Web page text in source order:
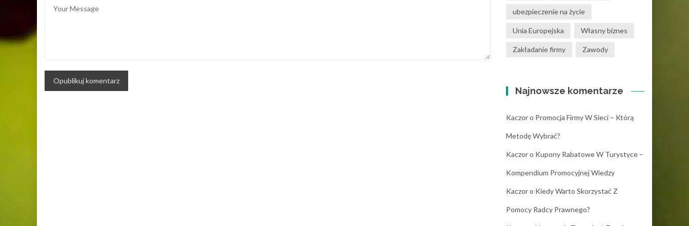
ubezpieczenie na życie
Unia Europejska Własny biznes
Zakładanie firmy Zawody
Najnowsze komentarze
Kaczoro Promocja Firmy W Sieci – Którą
Metodę Wybrać?
Kaczoro Kupony Rabatowe W Turystyce –
Kompendium Promocyjnej Wiedzy
Kaczoro Kiedy Warto Skorzystać Z
Pomocy Radcy Prawnego?